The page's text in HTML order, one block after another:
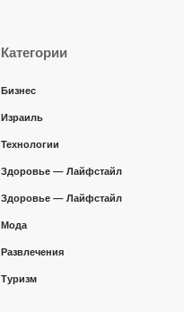
Категории
Бизнес
Израиль
Технологии
Здоровье — Лайфстайл
Здоровье — Лайфстайл
Мода
Развлечения
Туризм